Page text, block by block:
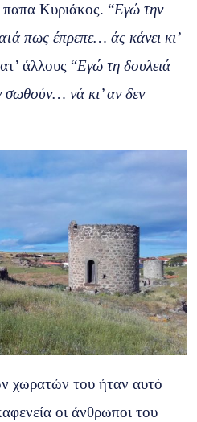
παπα Κυριάκος. “Εγώ την
πως έπρεπε… άς κάνει κι’
άλλους “Εγώ τη δουλειά
σωθούν… νά κι’ αν δεν
του ήταν αυτό
οι άνθρωποι του